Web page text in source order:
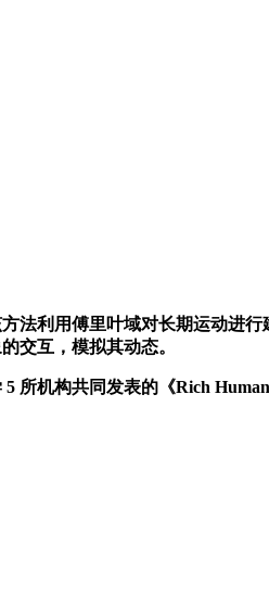
利用傅里叶域对长期运动进行
交互，模拟其动态。
构共同发表的《Rich Human